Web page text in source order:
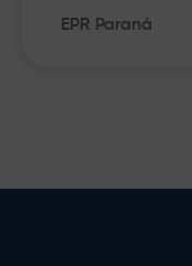
EPR Paraná